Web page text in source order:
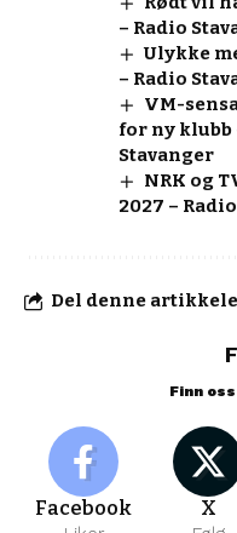
– Radio
Ulykke
– Radio
VM-
for ny klubb
Stavanger
NRK og
2027 –
Del denne
Finn
Facebook X